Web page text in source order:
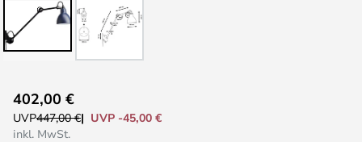
Anfang
der
402,00 €
UVP447,00 €
UVP -45,00 €
inkl. MwSt.